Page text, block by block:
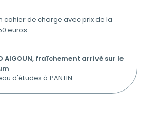
cahier de charge avec prix de la
euros
AIGOUN, fraîchement arrivé sur le
d'études à PANTIN